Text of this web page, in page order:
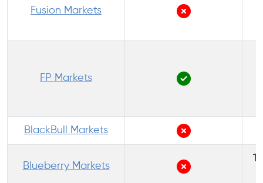
Fusion Markets
FP Markets
BlackBull Markets
Blueberry Markets